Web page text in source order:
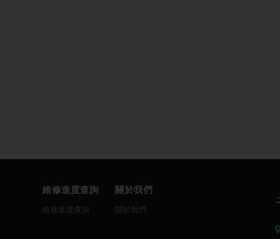
維修進度查詢
維修進度查詢
關於我們
關於我們